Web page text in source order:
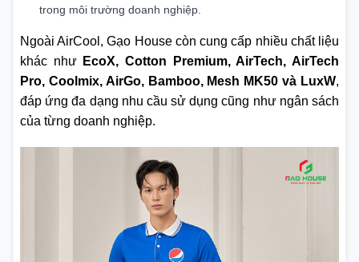
trong môi trường doanh nghiệp.
Ngoài AirCool, Gạo House còn cung cấp nhiều chất liệu
khác như EcoX, Cotton Premium, AirTech, AirTech
Pro, Coolmix, AirGo, Bamboo, Mesh MK50 và LuxW,
đáp ứng đa dạng nhu cầu sử dụng cũng như ngân sách
của từng doanh nghiệp.